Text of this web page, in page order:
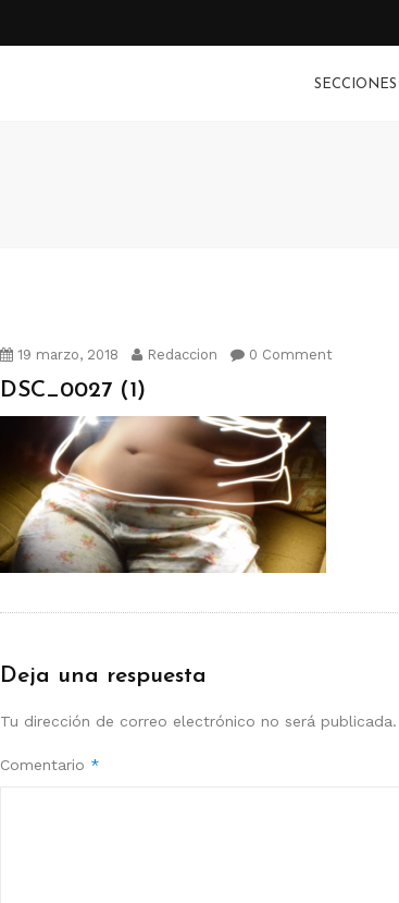
SECCIONES
19 marzo, 2018 Redaccion 0 Comment
DSC_0027 (1)
Deja una respuesta
Tu dirección de correo electrónico no será publicada.
Comentario *